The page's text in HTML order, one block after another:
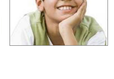
إختياراتنا
كتب
أكاديمية
iKitab
بلا
حدود
أسئلة
يتكرر
طرحها
تحميل
المواضيع
الأكثر
مبيعاً
تعليمية
الصحة